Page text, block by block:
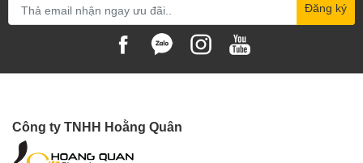
Đăng ký
Công ty TNHH Hoằng Quân